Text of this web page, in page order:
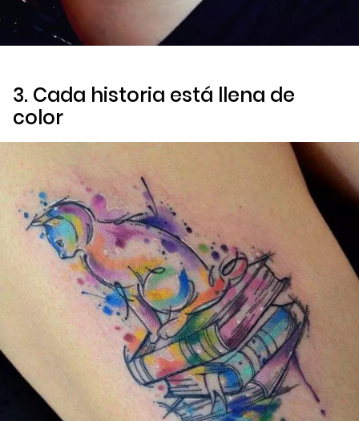
3. Cada historia está llena de
color